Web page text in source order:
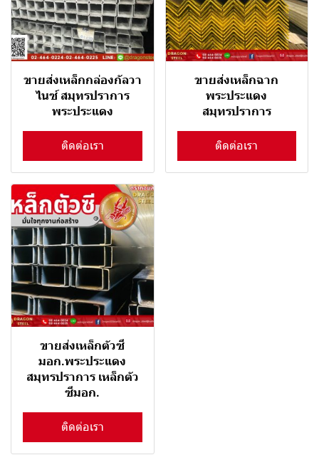
ขายส่งเหล็กกล่องกัลวา
ไนซ์ สมุทรปราการ
พระประแดง
ติดต่อเรา
ขายส่งเหล็กฉาก
พระประแดง
สมุทรปราการ
ติดต่อเรา
ขายส่งเหล็กตัวซี
มอก.พระประแดง
สมุทรปราการ เหล็กตัว
ซีมอก.
ติดต่อเรา